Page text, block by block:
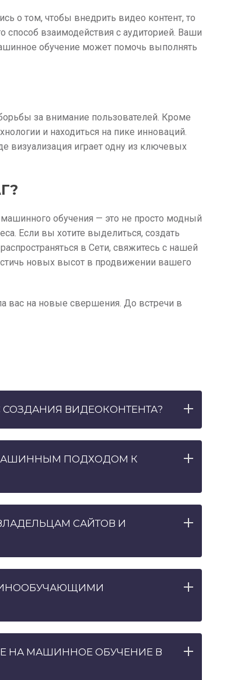
о том, чтобы внедрить видео контент, то
способ взаимодействия с аудиторией. Ваши
обучение может помочь выполнять
за внимание пользователей. Кроме
и находиться на пике инноваций.
визуализация играет одну из ключевых
обучения — это не просто модный
Если вы хотите выделиться, создать
в Сети, свяжитесь с нашей
новых высот в продвижении вашего
вас на новые свершения. До встречи в
ВИДЕОКОНТЕНТА?
ПОДХОДОМ К
САЙТОВ И
НА МАШИННОЕ ОБУЧЕНИЕ В